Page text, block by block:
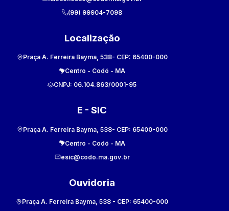
(99) 99904-7098
Localização
Praça A. Ferreira Bayma, 538- CEP: 65400-000
Centro - Codó - MA
CNPJ: 06.104.863/0001-95
E - SIC
Praça A. Ferreira Bayma, 538- CEP: 65400-000
Centro - Codó - MA
esic@codo.ma.gov.br
Ouvidoria
Praça A. Ferreira Bayma, 538 - CEP: 65400-000